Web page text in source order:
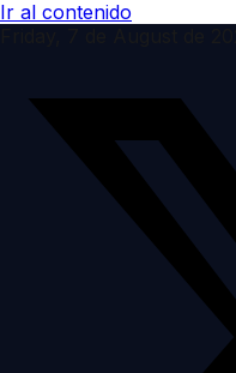
Ir al contenido